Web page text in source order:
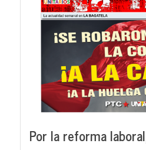
Por la reforma